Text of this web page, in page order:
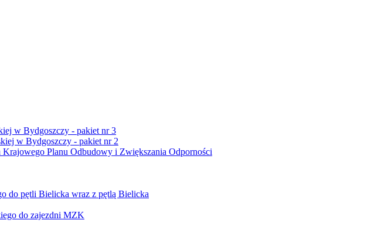
w Bydgoszczy - pakiet nr 3
w Bydgoszczy - pakiet nr 2
Planu Odbudowy i Zwiększania Odporności
do pętli Bielicka wraz z pętlą Bielicka
do zajezdni MZK